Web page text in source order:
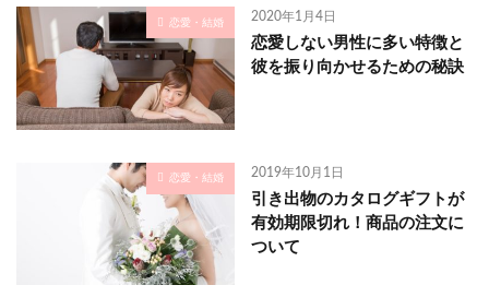
恋愛・結婚 2020年1月4日
恋愛しない男性に多い特徴と
彼を振り向かせるための秘訣
恋愛・結婚 2019年10月1日
引き出物のカタログギフトが
有効期限切れ！商品の注文に
ついて